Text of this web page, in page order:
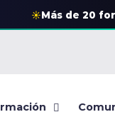
☀Más de 20